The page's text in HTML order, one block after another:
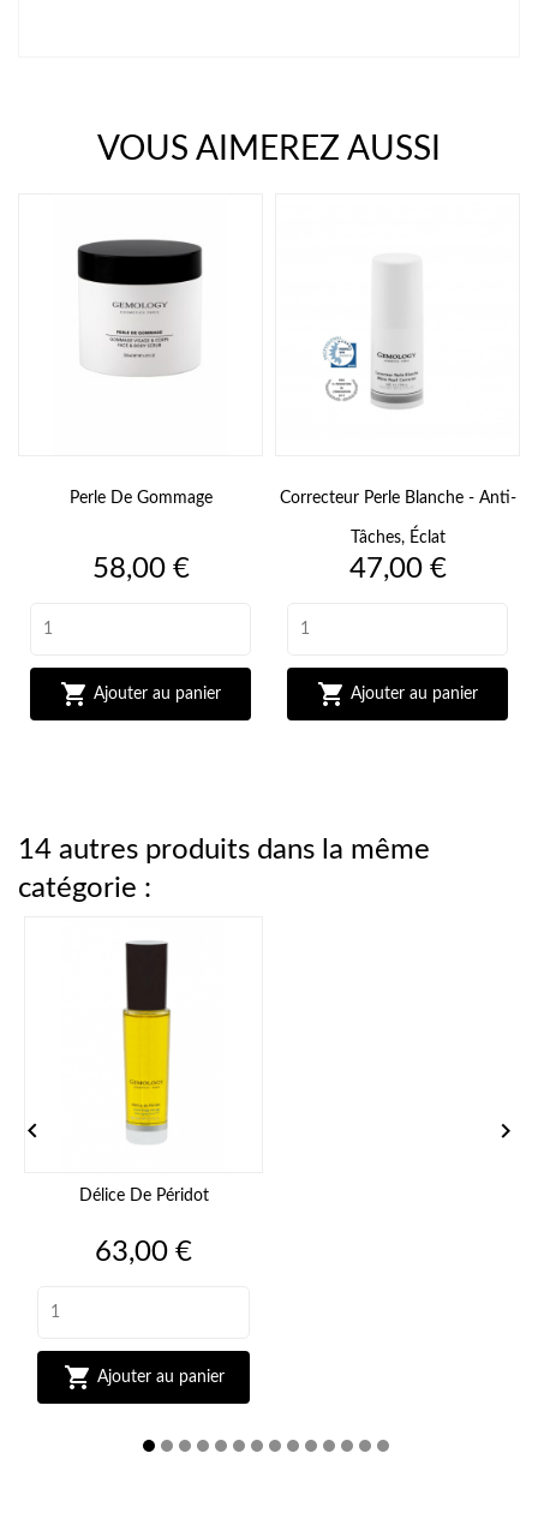
VOUS AIMEREZ AUSSI
Perle De Gommage
Prix
58,00 €
 Ajouter au panier
Correcteur Perle Blanche - Anti-
Tâches, Éclat
Prix
47,00 €
 Ajouter au panier
14 autres produits dans la même
catégorie :
Délice De Péridot
Prix
63,00 €
 Ajouter au panier
 